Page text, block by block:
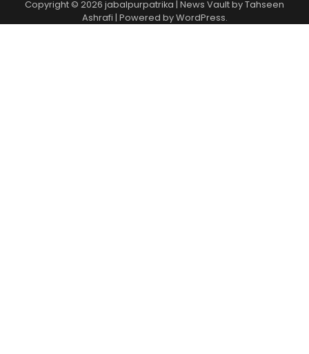
Copyright © 2026 jabalpurpatrika | News Vault byTahseen
Ashrafi | Powered byWordPress.